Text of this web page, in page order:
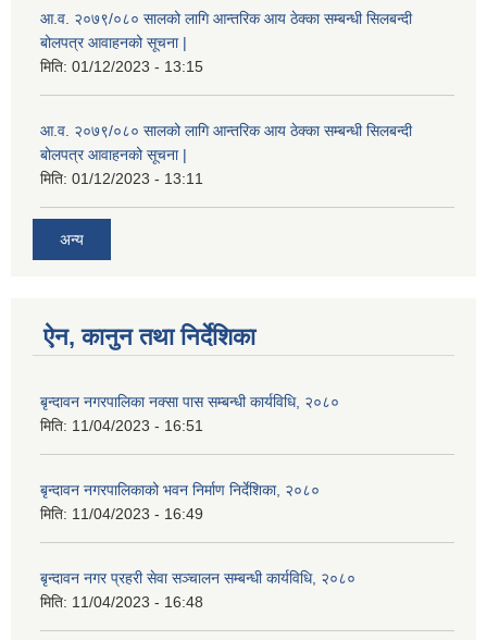
आ.व. २०७९/०८० सालको लागि आन्तरिक आय ठेक्का सम्बन्धी सिलबन्दी
बोलपत्र आवाहनको सूचना |
मिति: 01/12/2023 - 13:15
आ.व. २०७९/०८० सालको लागि आन्तरिक आय ठेक्का सम्बन्धी सिलबन्दी
बोलपत्र आवाहनको सूचना |
मिति: 01/12/2023 - 13:11
अन्य
ऐन, कानुन तथा निर्देशिका
बृन्दावन नगरपालिका नक्सा पास सम्बन्धी कार्यविधि, २०८०
मिति: 11/04/2023 - 16:51
बृन्दावन नगरपालिकाको भवन निर्माण निर्देशिका, २०८०
मिति: 11/04/2023 - 16:49
बृन्दावन नगर प्रहरी सेवा सञ्चालन सम्बन्धी कार्यविधि, २०८०
मिति: 11/04/2023 - 16:48